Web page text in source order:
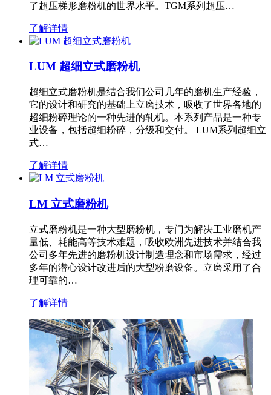
了超压梯形磨粉机的世界水平。TGM系列超压…
了解详情
LUM 超细立式磨粉机
超细立式磨粉机是结合我们公司几年的磨机生产经验，
它的设计和研究的基础上立磨技术，吸收了世界各地的
超细粉碎理论的一种先进的轧机。本系列产品是一种专
业设备，包括超细粉碎，分级和交付。 LUM系列超细立
式…
了解详情
LM 立式磨粉机
立式磨粉机是一种大型磨粉机，专门为解决工业磨机产
量低、耗能高等技术难题，吸收欧洲先进技术并结合我
公司多年先进的磨粉机设计制造理念和市场需求，经过
多年的潜心设计改进后的大型粉磨设备。立磨采用了合
理可靠的…
了解详情